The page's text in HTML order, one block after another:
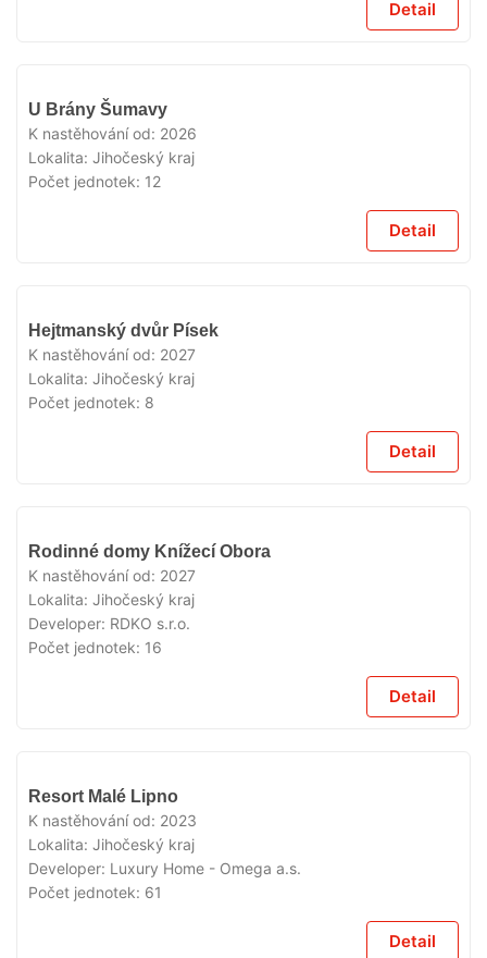
Detail
U Brány Šumavy
K nastěhování od: 2026
Lokalita: Jihočeský kraj
Počet jednotek: 12
Detail
Hejtmanský dvůr Písek
K nastěhování od: 2027
Lokalita: Jihočeský kraj
Počet jednotek: 8
Detail
Rodinné domy Knížecí Obora
K nastěhování od: 2027
Lokalita: Jihočeský kraj
Developer: RDKO s.r.o.
Počet jednotek: 16
Detail
Resort Malé Lipno
K nastěhování od: 2023
Lokalita: Jihočeský kraj
Developer: Luxury Home - Omega a.s.
Počet jednotek: 61
Detail